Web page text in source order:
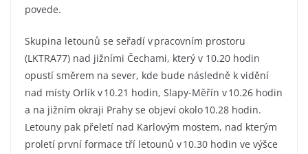
povede.
Skupina letounů se seřadí v pracovním prostoru
(LKTRA77) nad jižními Čechami, který v 10.20 hodin
opustí směrem na sever, kde bude následně k vidění
nad místy Orlík v 10.21 hodin, Slapy-Měřín v 10.26 hodin
a na jižním okraji Prahy se objeví okolo 10.28 hodin.
Letouny pak přeletí nad Karlovým mostem, nad kterým
proletí první formace tří letounů v 10.30 hodin ve výšce